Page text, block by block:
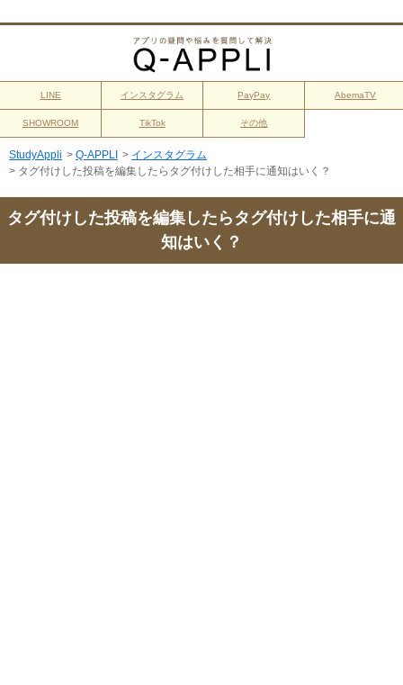
LINE インスタグラム PayPay AbemaTV
SHOWROOM TikTok その他
StudyAppli > Q-APPLI > インスタグラム
> タグ付けした投稿を編集したらタグ付けした相手に通知はいく？
タグ付けした投稿を編集したらタグ付けした相手に通
知はいく？